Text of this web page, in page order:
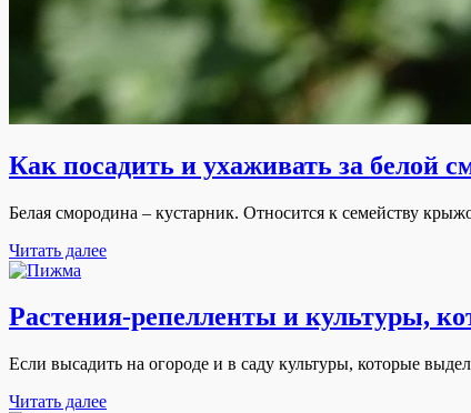
Как посадить и ухаживать за белой
Белая смородина – кустарник. Относится к семейству
Читать далее
Растения-репелленты и культуры,
Если высадить на огороде и в саду культуры, которые
Читать далее